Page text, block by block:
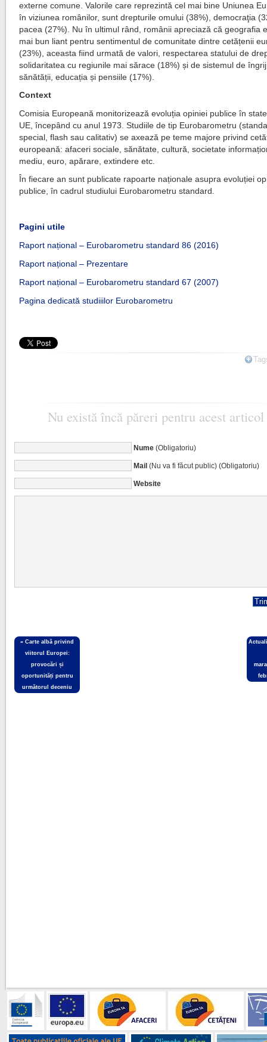
externe comune. Valorile care reprezintă cel mai bine Uniunea
în viziunea românilor, sunt drepturile omului (38%), democraţia
pacea (27%). Nu în ultimul rând, românii apreciază că geografia
mai bun liant pentru sentimentul de comunitate dintre cetățenii
(23%), aceasta fiind urmată de valori, respectarea statului de
solidaritatea cu regiunile mai sărace (18%) și de sistemul de
sănătății, educația și pensiile (17%).
Context
Comisia Europeană monitorizează evoluția opiniei publice în
UE, începând cu anul 1973. Studiile de tip Eurobarometru
special, flash sau calitativ) se axează pe teme majore privind
europeană: afaceri sociale, sănătate, cultură, societate
mediu, euro, apărare, extindere etc.
În fiecare an sunt publicate rapoarte naționale asupra evoluției
publice, în cadrul studiului Eurobarometru standard.
Pagini utile
Raport național – Eurobarometru standard 86 (2016)
Raport național – Prezentare
Raport național – Eurobarometru standard 67 (2007)
Pagina dedicată studiiilor Eurobarometru
Nu există încă păreri pentru acest articol
Nume(Obligatoriu)
Mail(Nu va fi făcut public) (Obligatoriu)
Website
«Carte albă privind
viitorul Europei:
provocări și
oportunități pentru
următorul deceniu